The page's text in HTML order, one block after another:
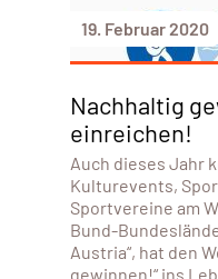
19. Februar 2020
Nachhaltig
einreichen!
Auch dieses Jahr
Kulturevents,
Sportvereine am
Bund-
Austria“, hat den
gewinnen!“ ins